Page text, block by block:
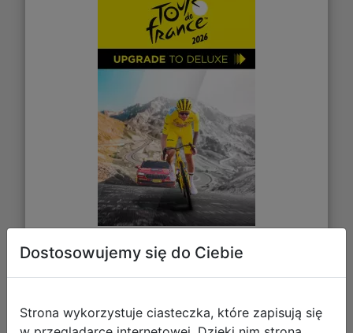
59,77 zł
Dostosowujemy się do Ciebie
Strona wykorzystuje ciasteczka, które zapisują się